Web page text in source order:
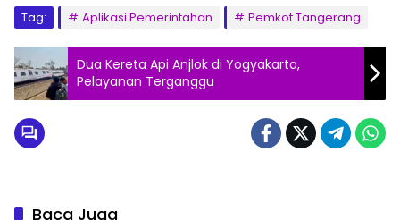
Tag: Aplikasi Pemerintahan Pemkot Tangerang
Dua Kereta Api Anjlok di Yogyakarta,
Pelayanan Terganggu
Baca Juga